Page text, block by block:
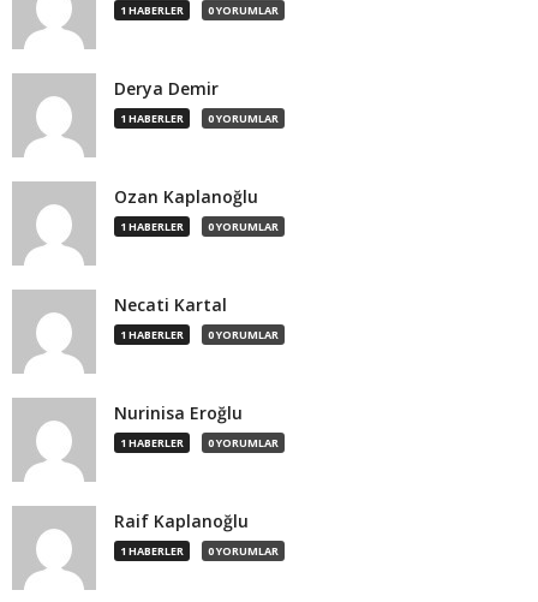
1 HABERLER 0 YORUMLAR
Derya Demir
1 HABERLER 0 YORUMLAR
Ozan Kaplanoğlu
1 HABERLER 0 YORUMLAR
Necati Kartal
1 HABERLER 0 YORUMLAR
Nurinisa Eroğlu
1 HABERLER 0 YORUMLAR
Raif Kaplanoğlu
1 HABERLER 0 YORUMLAR